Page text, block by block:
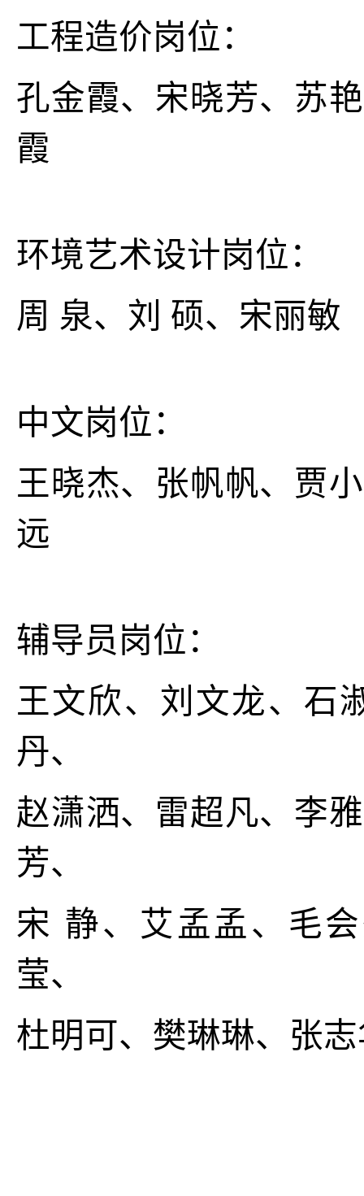
工程造价岗位：
孔金霞、宋晓芳、苏
霞
环境艺术设计岗位：
周 泉、刘 硕、宋丽敏
中文岗位：
王晓杰、张帆帆、贾
远
辅导员岗位：
王文欣、刘文龙、石
丹、
赵潇洒、雷超凡、李
芳、
宋 静、艾孟孟、毛
莹、
杜明可、樊琳琳、张